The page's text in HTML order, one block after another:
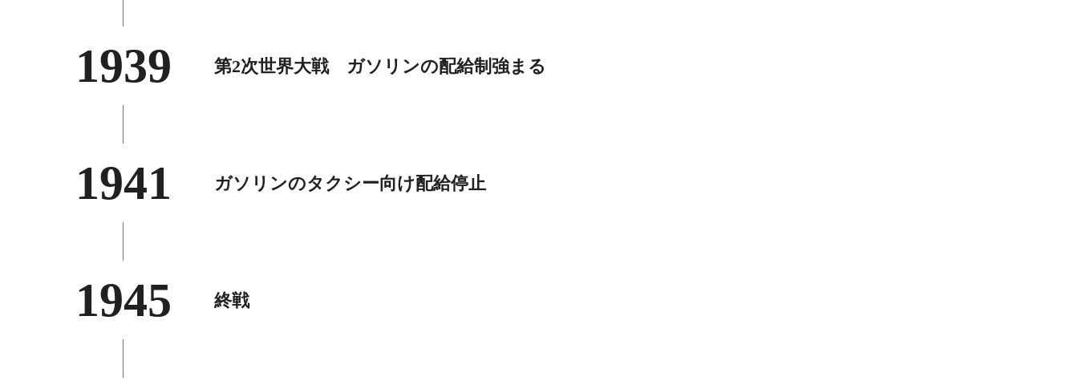
1939 第2次世界大戦 ガソリンの配給制強まる
1941 ガソリンのタクシー向け配給停止
1945 終戦